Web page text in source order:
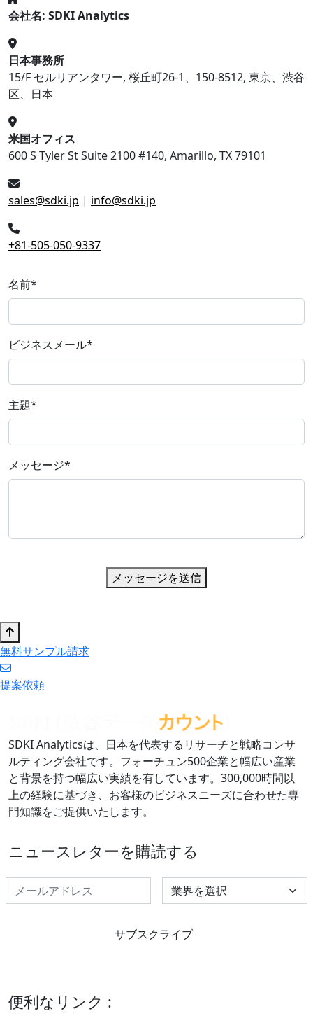
会社名: SDKI Analytics
日本事務所
15/F セルリアンタワー, 桜丘町26-1、150-8512, 東京、渋谷
区、日本
米国オフィス
600 S Tyler St Suite 2100 #140, Amarillo, TX 79101
sales@sdki.jp | info@sdki.jp
+81-505-050-9337
名前*
ビジネスメール*
主題*
メッセージ*
メッセージを送信
無料サンプル請求
提案依頼
SDKI Analyticsは、日本を代表するリサーチと戦略コンサ
ルティング会社です。フォーチュン500企業と幅広い産業
と背景を持つ幅広い実績を有しています。300,000時間以
上の経験に基づき、お客様のビジネスニーズに合わせた専
門知識をご提供いたします。
ニュースレターを購読する
Select Industry
サブスクライブ
便利なリンク :